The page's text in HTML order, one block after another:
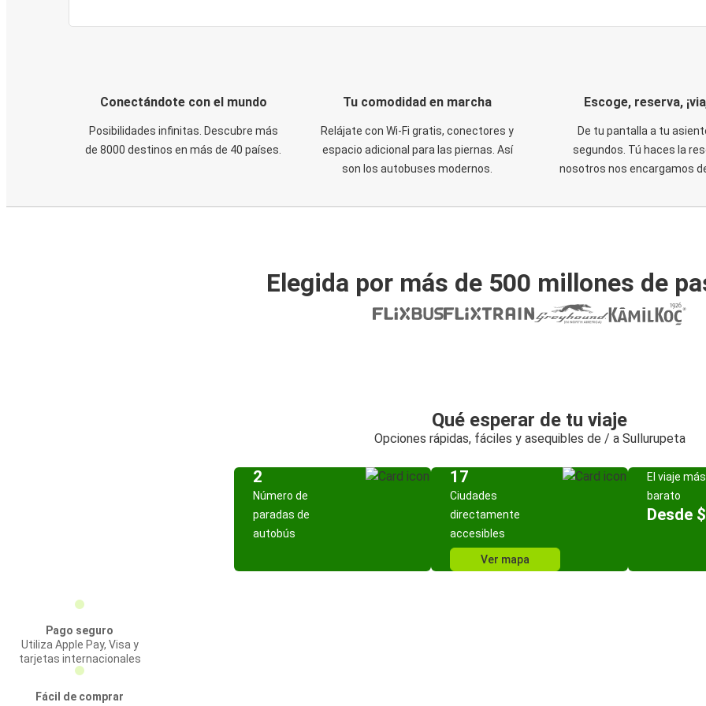
Conectándote con el mundo
Posibilidades infinitas. Descubre más
de 8000 destinos en más de 40 países.
Tu comodidad en marcha
Relájate con Wi-Fi gratis, conectores y
espacio adicional para las piernas. Así
son los autobuses modernos.
Escoge, reserva,
De tu pantalla a tu
segundos. Tú haces la
nosotros nos encargamos
Elegida por más de 500 millones de
Qué esperar de tu viaje
Opciones rápidas, fáciles y asequibles de / a Sullurupeta
2
Número de
paradas de
autobús
17
Ciudades
directamente
accesibles
Ver mapa
El viaje más
barato
Desde
Pago seguro
Utiliza Apple Pay, Visa y
tarjetas internacionales
Fácil de comprar